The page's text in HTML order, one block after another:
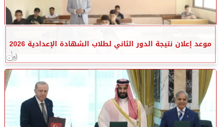
موعد إعلان نتيجة الدور الثاني لطلاب الشهادة الإعدادية 2026